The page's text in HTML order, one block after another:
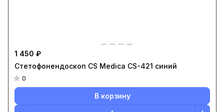
1 450 ₽
Стетофонендоскоп CS Medica CS-421 синий
0
В корзину